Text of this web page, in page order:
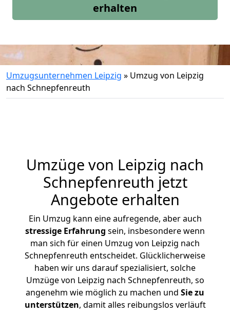
erhalten
Umzugsunternehmen Leipzig » Umzug von Leipzig
nach Schnepfenreuth
Umzüge von Leipzig nach
Schnepfenreuth jetzt
Angebote erhalten
Ein Umzug kann eine aufregende, aber auch
stressige Erfahrung sein, insbesondere wenn
man sich für einen Umzug von Leipzig nach
Schnepfenreuth entscheidet. Glücklicherweise
haben wir uns darauf spezialisiert, solche
Umzüge von Leipzig nach Schnepfenreuth, so
angenehm wie möglich zu machen und Sie zu
unterstützen, damit alles reibungslos verläuft